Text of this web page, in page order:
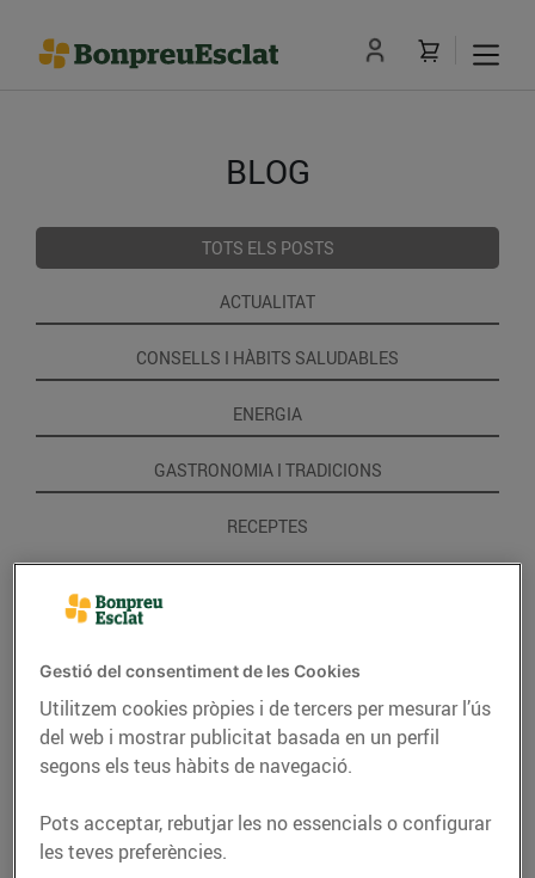
BLOG
TOTS ELS POSTS
ACTUALITAT
CONSELLS I HÀBITS SALUDABLES
ENERGIA
GASTRONOMIA I TRADICIONS
RECEPTES
Gestió del consentiment de les Cookies
Utilitzem cookies pròpies i de tercers per mesurar l’ús
del web i mostrar publicitat basada en un perfil
segons els teus hàbits de navegació.
Pots acceptar, rebutjar les no essencials o configurar
les teves preferències.